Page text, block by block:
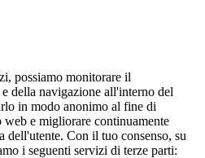
possiamo monitorare il
della navigazione all'interno del
in modo anonimo al fine di
e migliorare continuamente
dell'utente. Con il tuo consenso, su
i seguenti servizi di terze parti: